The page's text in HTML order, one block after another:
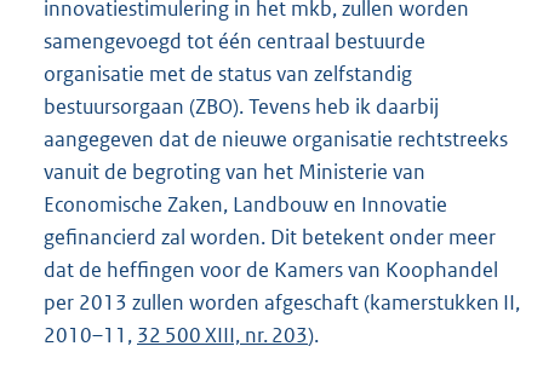
innovatiestimulering in het mkb, zullen worden
samengevoegd tot één centraal bestuurde
organisatie met de status van zelfstandig
bestuursorgaan (ZBO). Tevens heb ik daarbij
aangegeven dat de nieuwe organisatie rechtstreeks
vanuit de begroting van het Ministerie van
Economische Zaken, Landbouw en Innovatie
gefinancierd zal worden. Dit betekent onder meer
dat de heffingen voor de Kamers van Koophandel
per 2013 zullen worden afgeschaft (kamerstukken II,
2010–11, 32 500 XIII, nr. 203).